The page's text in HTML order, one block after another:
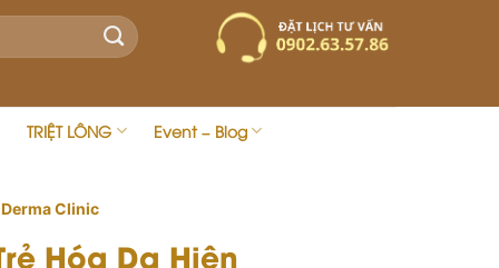
TRIỆT LÔNG Event – Blog
Derma Clinic
Hóa Da Hiện